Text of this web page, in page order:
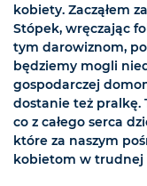
kobiety. Zacząłem
Stópek, wręczając
tym darowiznom,
będziemy mogli
gospodarczej
dostanie też pralkę.
co z całego serca
które za naszym
kobietom w trudnej